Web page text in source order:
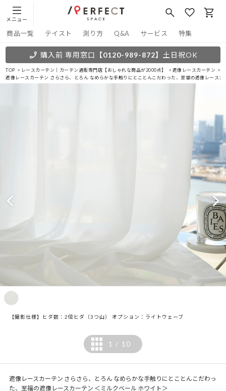
メニュー
商品一覧 テイスト 測り方 Q&A サービス 特集
購入前 専用窓口 【0120-989-872】 土日祝OK
TOP レースカーテン｜カーテン通販専門店【おしゃれな商品が2000点】
遮像レースカーテン
遮像レースカーテン さらさら、とろん なめらかな手触りにとことんこだわった、至福の遮像レース
【撮影仕様】ヒダ数：2倍ヒダ（3つ山） オプション：ライトウェーブ
1 / 10
遮像レースカーテン さらさら、とろん なめらかな手触りにとことんこだわっ
た、至福の遮像レースカーテン ＜ミルクベール ホワイト＞